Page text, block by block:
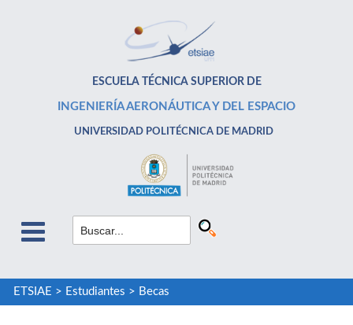
ESCUELA TÉCNICA SUPERIOR DE
INGENIERÍA AERONÁUTICA Y DEL ESPACIO
UNIVERSIDAD POLITÉCNICA DE MADRID
ETSIAE > Estudiantes > Becas